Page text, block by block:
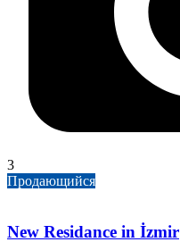
3
Продающийся
New Residance in İzmir